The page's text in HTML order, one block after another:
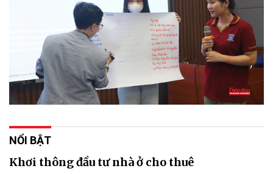
NỔI BẬT
Khơi thông đầu tư nhà ở cho thuê